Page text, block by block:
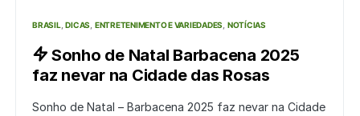
BRASIL DICAS ENTRETENIMENTO E VARIEDADES NOTÍCIAS
Sonho de Natal Barbacena 2025
faz nevar na Cidade das Rosas
Sonho de Natal – Barbacena 2025 faz nevar na Cidade